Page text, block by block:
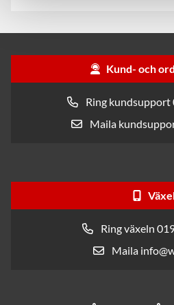
Kund- och
Ring kundsupport
Maila
Ring växeln
Maila